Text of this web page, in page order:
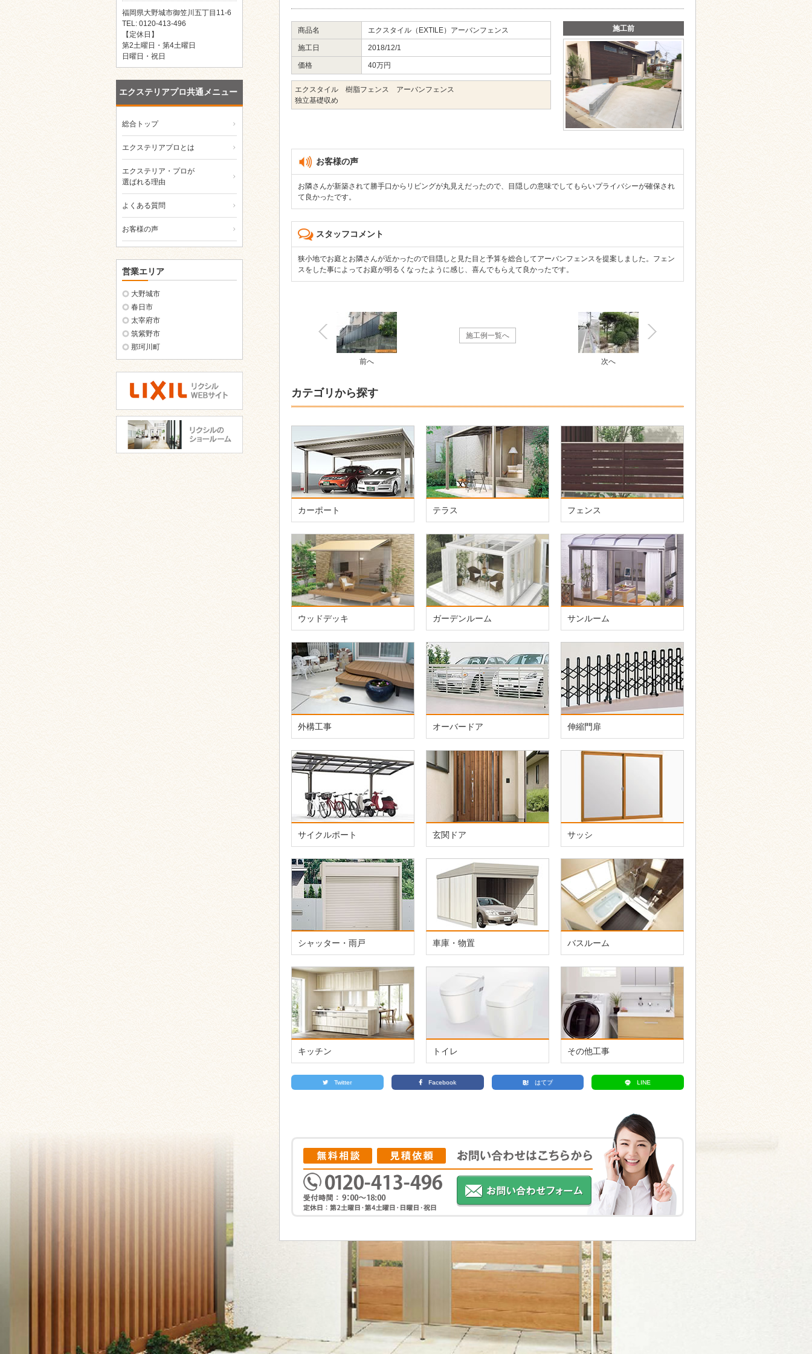
商品名 エクスタイル（EXTILE）アーバンフェンス
施工日 2018/12/1
価格 40万円
エクスタイル 樹脂フェンス アーバンフェンス
独立基礎収め
施工前
お客様の声
お隣さんが新築されて勝手口からリビングが丸見えだったので、目隠しの意味でしてもらいプライバシーが確保され
て良かったです。
スタッフコメント
狭小地でお庭とお隣さんが近かったので目隠しと見た目と予算を総合してアーバンフェンスを提案しました。フェン
スをした事によってお庭が明るくなったように感じ、喜んでもらえて良かったです。
施工例一覧へ
前へ 次へ
カテゴリから探す
カーポート テラス フェンス
ウッドデッキ ガーデンルーム サンルーム
外構工事 オーバードア 伸縮門扉
サイクルポート 玄関ドア サッシ
シャッター・雨戸 車庫・物置 バスルーム
キッチン トイレ その他工事
Twitter Facebook はてブ LINE
福岡県大野城市御笠川五丁目11-6
TEL: 0120-413-496
【定休日】
第2土曜日・第4土曜日
日曜日・祝日
エクステリアプロ共通メニュー
総合トップ
エクステリアプロとは
エクステリア・プロが
選ばれる理由
よくある質問
お客様の声
営業エリア
大野城市
春日市
太宰府市
筑紫野市
那珂川町